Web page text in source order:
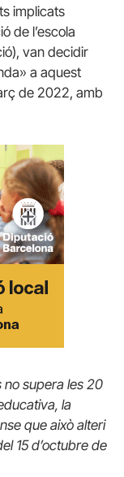
implicats
de l’escola
van decidir
a aquest
de 2022, amb
no supera les 20
la
que això alteri
15 d’octubre de